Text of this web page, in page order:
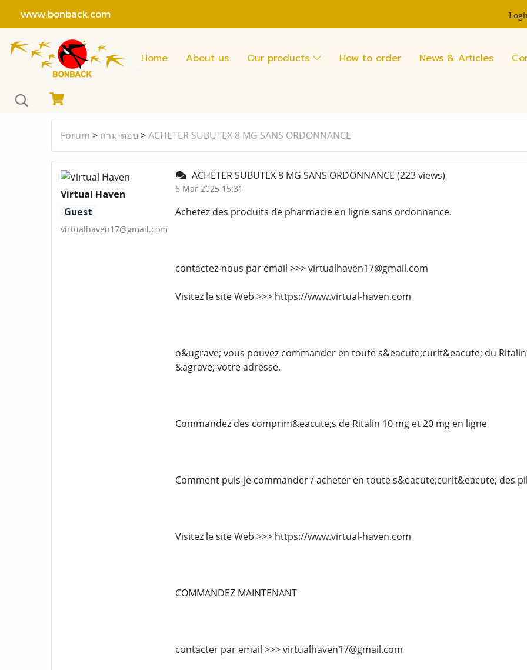
www.bonback.com
Home About us Our products How to order News & Articles
Forum > ถาม-ตอบ >ACHETER SUBUTEX 8 MG SANS ORDONNANCE
Virtual Haven
Guest
virtualhaven17@gmail.com
ACHETER SUBUTEX 8 MG SANS ORDONNANCE (223 views)
6 Mar 2025 15:31
Achetez des produits de pharmacie en ligne sans ordonnance.
contactez-nous par email >>> virtualhaven17@gmail.com
Visitez le site Web >>> https://www.virtual-haven.com
o&ugrave; vous pouvez commander en toute s&eacute;curit&eacute; du
&agrave; votre adresse.
Commandez des comprim&eacute;s de Ritalin 10 mg et 20 mg en ligne
Comment puis-je commander / acheter en toute s&eacute;curit&eacute; des
Visitez le site Web >>> https://www.virtual-haven.com
COMMANDEZ MAINTENANT
contacter par email >>> virtualhaven17@gmail.com